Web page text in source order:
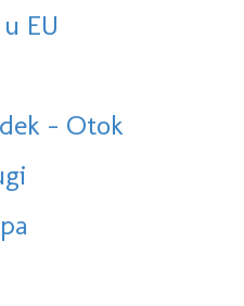
EU
- Otok